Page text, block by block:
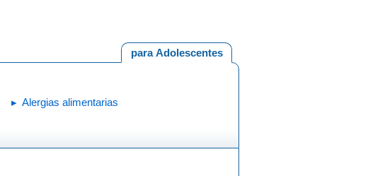
para Adolescentes
Alergias alimentarias